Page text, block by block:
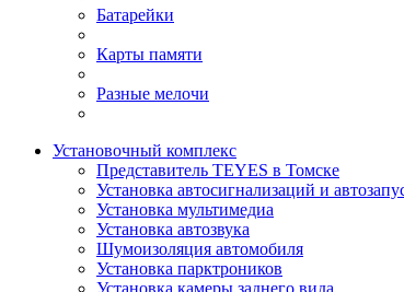
Батарейки
Карты памяти
Разные мелочи
Установочный комплекс
Представитель TEYES в Томске
Установка автосигнализаций и
Установка мультимедиа
Установка автозвука
Шумоизоляция автомобиля
Установка парктроников
Установка камеры заднего вида